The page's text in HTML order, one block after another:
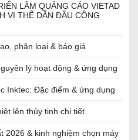
LÃM QUẢNG CÁO VIETAD
VỊ THẾ DẪN ĐẦU CÔNG
phân loại & báo giá
lý hoạt động & ứng dụng
Inktec: Đặc điểm & ứng dụng
lên thủy tinh chi tiết
2026 & kinh nghiệm chọn máy